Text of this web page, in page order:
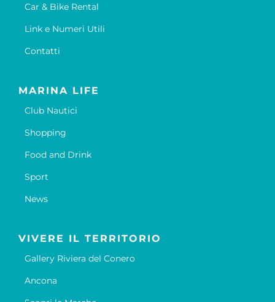
Car & Bike Rental
Link e Numeri Utili
Contatti
MARINA LIFE
Club Nautici
Shopping
Food and Drink
Sport
News
VIVERE IL TERRITORIO
Gallery Riviera del Conero
Ancona